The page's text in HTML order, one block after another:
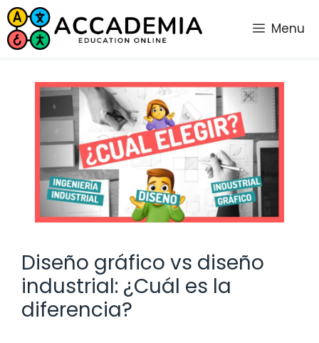
Saltar
al
contenido
Menu
Diseño gráfico vs diseño
industrial: ¿Cuál es la
diferencia?